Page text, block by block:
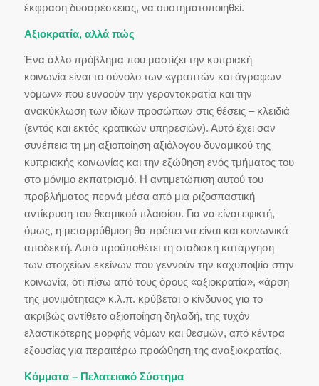
έκφραση δυσαρέσκειας, να συστηματοποιηθεί.
Αξιοκρατία, αλλά πώς
Ένα άλλο πρόβλημα που μαστίζει την κυπριακή
κοινωνία είναι το σύνολο των «γραπτών και άγραφων
νόμων» που ευνοούν την γεροντοκρατία και την
ανακύκλωση των ιδίων προσώπων στις θέσεις – κλειδιά
(εντός και εκτός κρατικών υπηρεσιών). Αυτό έχει σαν
συνέπεια τη μη αξιοποίηση αξιόλογου δυναμικού της
κυπριακής κοινωνίας και την εξώθηση ενός τμήματος του
στο μόνιμο εκπατρισμό. Η αντιμετώπιση αυτού του
προβλήματος περνά μέσα από μια ριζοσπαστική
αντίκρυση του θεσμικού πλαισίου. Για να είναι εφικτή,
όμως, η μεταρρύθμιση θα πρέπει να είναι και κοινωνικά
αποδεκτή. Αυτό προϋποθέτει τη σταδιακή κατάργηση
των στοιχείων εκείνων που γεννούν την καχυποψία στην
κοινωνία, ότι πίσω από τους όρους «αξιοκρατία», «άρση
της μονιμότητας» κ.λ.π. κρύβεται ο κίνδυνος για το
ακριβώς αντίθετο αξιοποίηση δηλαδή, της τυχόν
ελαστικότερης μορφής νόμων και θεσμών, από κέντρα
εξουσίας για περαιτέρω προώθηση της αναξιοκρατίας.
Κόμματα – Πελατειακό Σύστημα